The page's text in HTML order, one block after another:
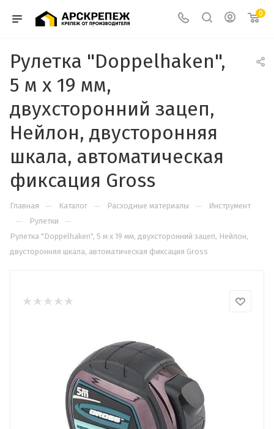
0
Рулетка "Doppelhaken",
5 м x 19 мм,
двухсторонний зацеп,
Нейлон, двусторонняя
шкала, автоматическая
фиксация Gross
Главная — Каталог — Расходные материалы — Инструмент
— Рулетки —
Рулетка "Doppelhaken", 5 м x 19 мм, двухсторонний зацеп, Нейлон,
двусторонняя шкала, автоматическая фиксация Gross